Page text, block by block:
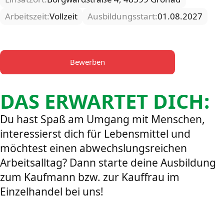
Arbeitszeit:Vollzeit Ausbildungsstart:01.08.2027
Bewerben
DAS ERWARTET DICH:
Du hast Spaß am Umgang mit Menschen,
interessierst dich für Lebensmittel und
möchtest einen abwechslungsreichen
Arbeitsalltag? Dann starte deine Ausbildung
zum Kaufmann bzw. zur Kauffrau im
Einzelhandel bei uns!